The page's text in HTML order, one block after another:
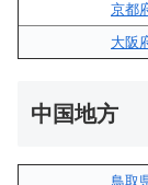
京都
大阪
中国地方
鳥取